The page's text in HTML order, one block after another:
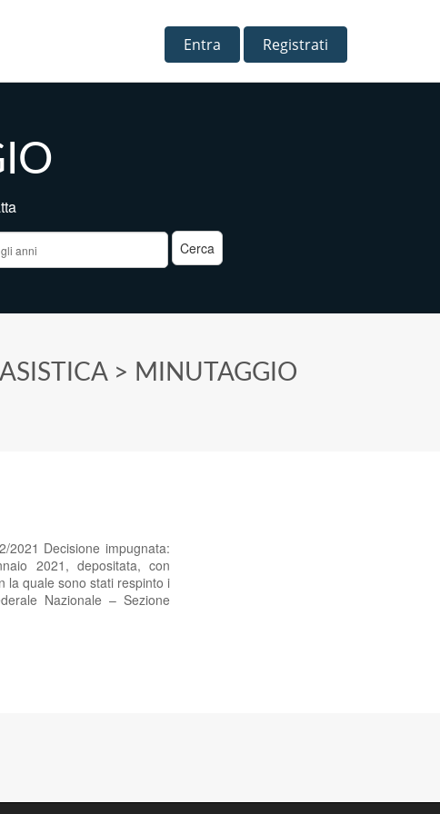
Entra Registrati
> MINUTAGGIO
Decisione impugnata:
2021, depositata, con
la quale sono stati respinto i
Nazionale – Sezione